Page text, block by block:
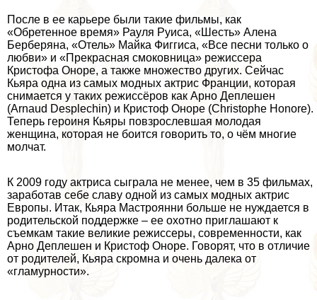
После в ее карьере были такие фильмы, как
«Обретенное время» Рауля Руиса, «Шесть» Алена
Берберяна, «Отель» Майка Фиггиса, «Все песни только о
любви» и «Прекрасная смоковница» режиссера
Кристофа Оноре, а также множество других. Сейчас
Кьяра одна из самых модных актрис Франции, которая
снимается у таких режиссёров как Арно Деплешен
(Arnaud Desplechin) и Кристоф Оноре (Christophe Honorе).
Теперь героиня Кьяры повзрослевшая молодая
женщина, которая не боится говорить то, о чём многие
молчат.
К 2009 году актриса сыграла не менее, чем в 35 фильмах,
заработав себе славу одной из самых модных актрис
Европы. Итак, Кьяра Мастроянни больше не нуждается в
родительской поддержке – ее охотно приглашают к
съемкам такие великие режиссеры, современности, как
Арно Деплешен и Кристоф Оноре. Говорят, что в отличие
от родителей, Кьяра скромна и очень далека от
«гламурности».